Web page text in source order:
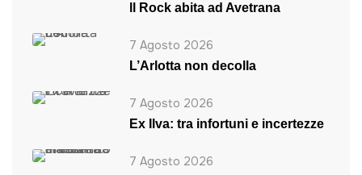
ll Rock abita ad Avetrana
7 Agosto 2026
L’Arlotta non decolla
7 Agosto 2026
Ex Ilva: tra infortuni e incertezze
7 Agosto 2026